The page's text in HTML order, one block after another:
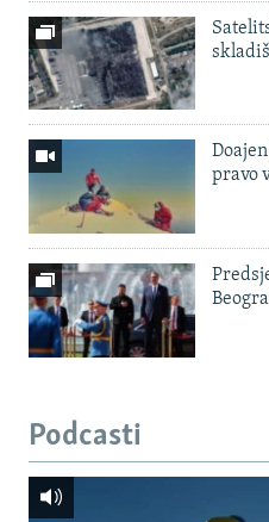
pravo
Podcasti